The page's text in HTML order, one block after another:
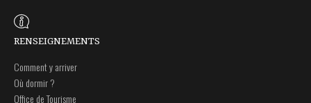
RENSEIGNEMENTS
Comment y arriver
Où dormir ?
Office de Tourisme